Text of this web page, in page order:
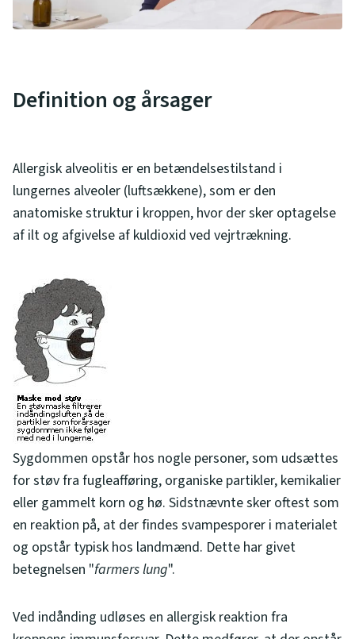
Definition og årsager
Allergisk alveolitis er en betændelsestilstand i
lungernes alveoler (luftsækkene), som er den
anatomiske struktur i kroppen, hvor der sker optagelse
af ilt og afgivelse af kuldioxid ved vejrtrækning.
Sygdommen opstår hos nogle personer, som udsættes
for støv fra fugleafføring, organiske partikler, kemikalier
eller gammelt korn og hø. Sidstnævnte sker oftest som
en reaktion på, at der findes svampesporer i materialet
og opstår typisk hos landmænd. Dette har givet
betegnelsen "farmers lung".
Ved indånding udløses en allergisk reaktion fra